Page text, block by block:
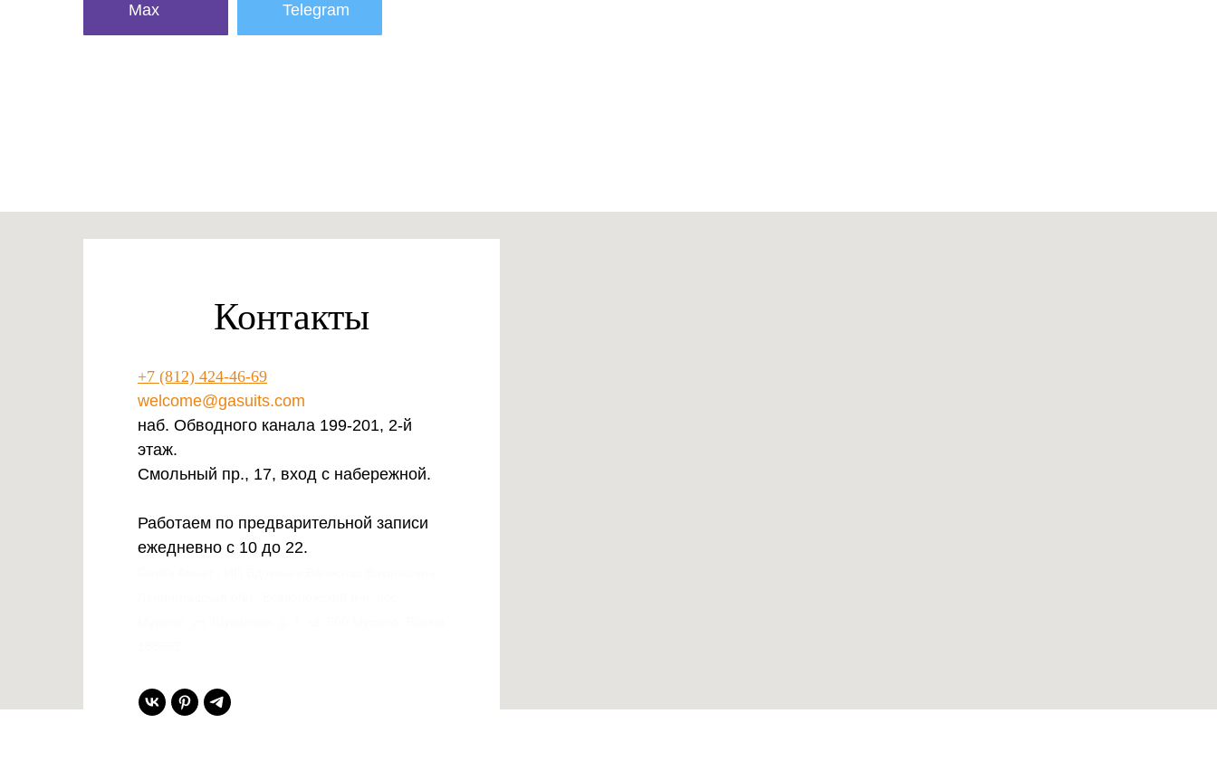
Max Telegram
Контакты
+7 (812) 424-46-69
welcome@gasuits.com
наб. Обводного канала 199-201, 2-й
этаж.
Смольный пр., 17, вход с набережной.
Работаем по предварительной записи
ежедневно с 10 до 22.